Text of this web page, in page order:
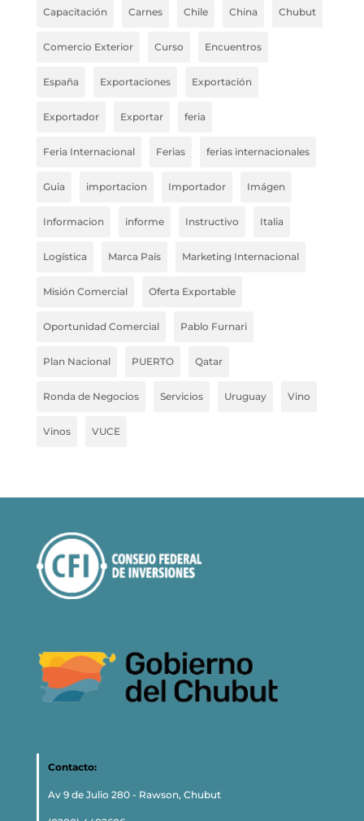
Capacitación Carnes Chile China Chubut
Comercio Exterior Curso Encuentros
España Exportaciones Exportación
Exportador Exportar feria
Feria Internacional Ferias ferias internacionales
Guia importacion Importador Imágen
Informacion informe Instructivo Italia
Logística Marca País Marketing Internacional
Misión Comercial Oferta Exportable
Oportunidad Comercial Pablo Furnari
Plan Nacional PUERTO Qatar
Ronda de Negocios Servicios Uruguay Vino
Vinos VUCE
Contacto:
Av 9 de Julio 280 - Rawson, Chubut